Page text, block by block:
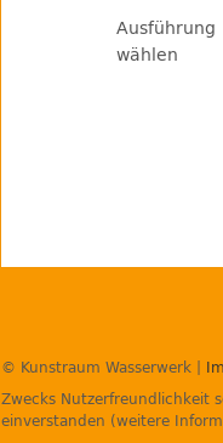
Ausführung
wählen
© Kunstraum Wasserwerk |
Zwecks Nutzerfreundlichkeit
einverstanden (weitere